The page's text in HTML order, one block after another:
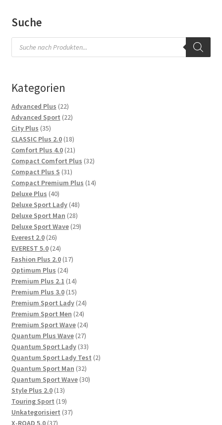
Suche
Products
search
Kategorien
Advanced Plus 2222
Produkte
Advanced Sport 2222
City Plus 3535
Produkte
CLASSIC Plus 2.0 1818
Produkte
Comfort Plus 4.0 2121
Produkte
Compact Comfort Plus 3232
Compact Plus S 3131
Produkte
Compact Premium Plus 1414
Deluxe Plus 4040
Produkte
Deluxe Sport Lady 4848
Produkte
Deluxe Sport Man 2828
Produkte
Deluxe Sport Wave 2929
Everest 2.0 2626
Produkte
EVEREST 5.0 2424
Produkte
Fashion Plus 2.0 1717
Optimum Plus 2424
Produkte
Premium Plus 2.1 1414
Produkte
Premium Plus 3.0 1515
Produkte
Premium Sport Lady 2424
Premium Sport Men 2424
Produkte
Premium Sport Wave 2424
Produkte
Quantum Plus Wave 2727
Produkte
Quantum Sport Lady 3333
Produkte
Quantum Sport Lady Test 22
Quantum Sport Man 3232
Produkte
Quantum Sport Wave 3030
Style Plus 2.0 1313
Produkte
Touring Sport 1919
Produkte
Unkategorisiert 3737
X-ROAD 5.0 3737